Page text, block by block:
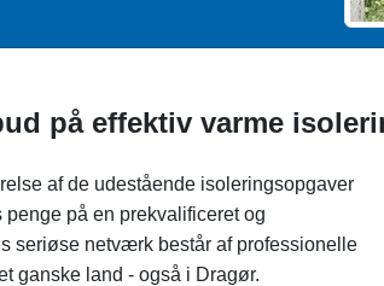
på effektiv varme
af de udestående isoleringsopgaver
på en prekvalificeret og
seriøse netværk består af professionelle
ganske land - også i Dragør.